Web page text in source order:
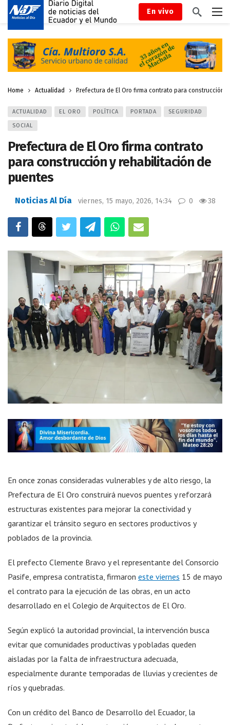
En vivo
Home Actualidad Prefectura de El Oro firma contrato para construcción
ACTUALIDAD EL ORO POLÍTICA PORTADA SEGURIDAD
SOCIAL
Prefectura de El Oro firma contrato
para construcción y rehabilitación de
puentes
Noticias Al Día viernes, 15 mayo, 2026, 14:34 0 38
En once zonas consideradas vulnerables y de alto riesgo, la
Prefectura de El Oro construirá nuevos puentes y reforzará
estructuras existentes para mejorar la conectividad y
garantizar el tránsito seguro en sectores productivos y
poblados de la provincia.
El prefecto Clemente Bravo y el representante del Consorcio
Pasife, empresa contratista, firmaron este viernes 15 de mayo
el contrato para la ejecución de las obras, en un acto
desarrollado en el Colegio de Arquitectos de El Oro.
Según explicó la autoridad provincial, la intervención busca
evitar que comunidades productivas y pobladas queden
aisladas por la falta de infraestructura adecuada,
especialmente durante temporadas de lluvias y crecientes de
ríos y quebradas.
Con un crédito del Banco de Desarrollo del Ecuador, la